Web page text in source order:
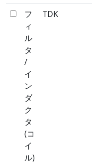
フ
ィ
ル
タ
/
イ
ン
ダ
ク
タ
(コ
イ
ル)
TDK